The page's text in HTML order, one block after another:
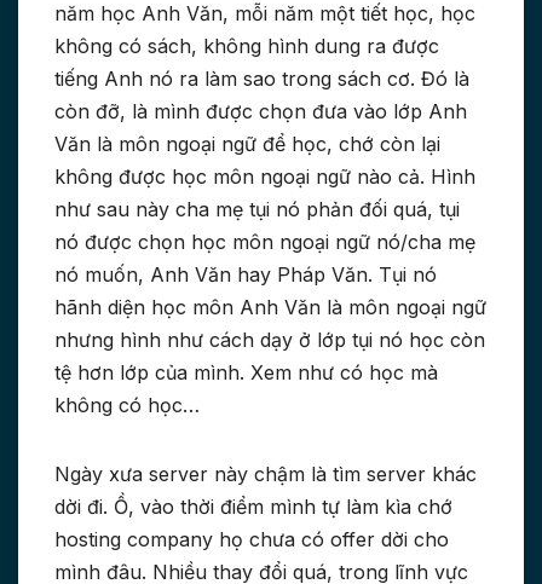
năm học Anh Văn, mỗi năm một tiết học, học
không có sách, không hình dung ra được
tiếng Anh nó ra làm sao trong sách cơ. Đó là
còn đỡ, là mình được chọn đưa vào lớp Anh
Văn là môn ngoại ngữ để học, chớ còn lại
không được học môn ngoại ngữ nào cả. Hình
như sau này cha mẹ tụi nó phản đối quá, tụi
nó được chọn học môn ngoại ngữ nó/cha mẹ
nó muốn, Anh Văn hay Pháp Văn. Tụi nó
hãnh diện học môn Anh Văn là môn ngoại ngữ
nhưng hình như cách dạy ở lớp tụi nó học còn
tệ hơn lớp của mình. Xem như có học mà
không có học…
Ngày xưa server này chậm là tìm server khác
dời đi. Ồ, vào thời điểm mình tự làm kìa chớ
hosting company họ chưa có offer dời cho
mình đâu. Nhiều thay đổi quá, trong lĩnh vực